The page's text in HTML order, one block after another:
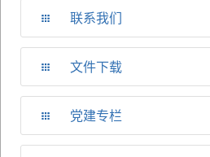
联系我们
文件下载
党建专栏